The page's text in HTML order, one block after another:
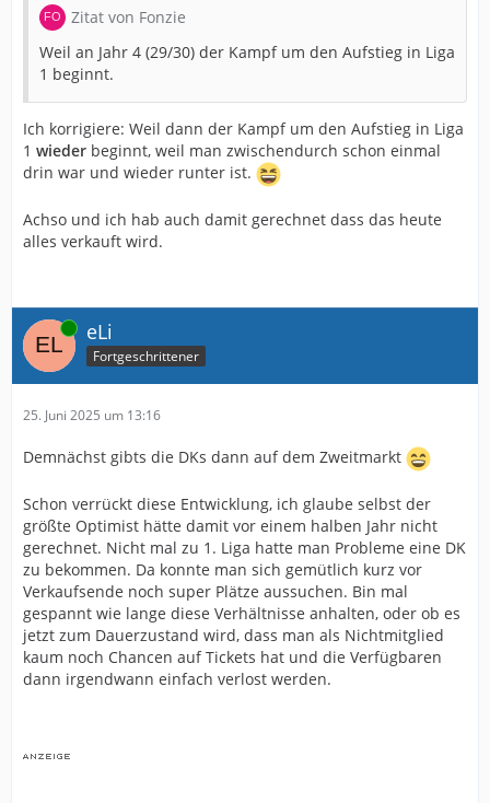
Zitat von Fonzie
Weil an Jahr 4 (29/30) der Kampf um den Aufstieg in Liga
1 beginnt.
Ich korrigiere: Weil dann der Kampf um den Aufstieg in Liga
1 wieder beginnt, weil man zwischendurch schon einmal
drin war und wieder runter ist.
Achso und ich hab auch damit gerechnet dass das heute
alles verkauft wird.
Online eLi
Fortgeschrittener
25. Juni 2025 um 13:16
Demnächst gibts die DKs dann auf dem Zweitmarkt
Schon verrückt diese Entwicklung, ich glaube selbst der
größte Optimist hätte damit vor einem halben Jahr nicht
gerechnet. Nicht mal zu 1. Liga hatte man Probleme eine DK
zu bekommen. Da konnte man sich gemütlich kurz vor
Verkaufsende noch super Plätze aussuchen. Bin mal
gespannt wie lange diese Verhältnisse anhalten, oder ob es
jetzt zum Dauerzustand wird, dass man als Nichtmitglied
kaum noch Chancen auf Tickets hat und die Verfügbaren
dann irgendwann einfach verlost werden.